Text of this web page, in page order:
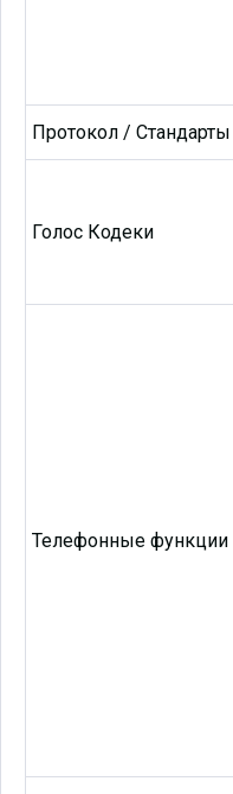
Протокол / Стандарты
Голос Кодеки
Телефонные функции